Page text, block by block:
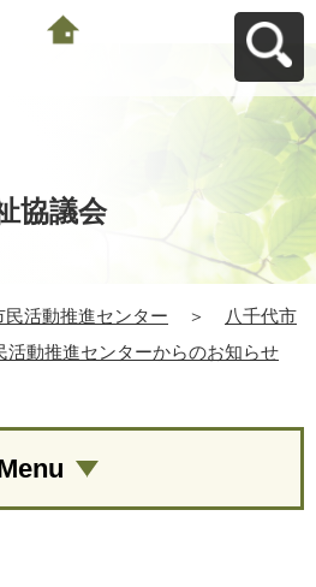
協議会
活動推進センター ＞
八千代市
活動推進センターからのお知らせ